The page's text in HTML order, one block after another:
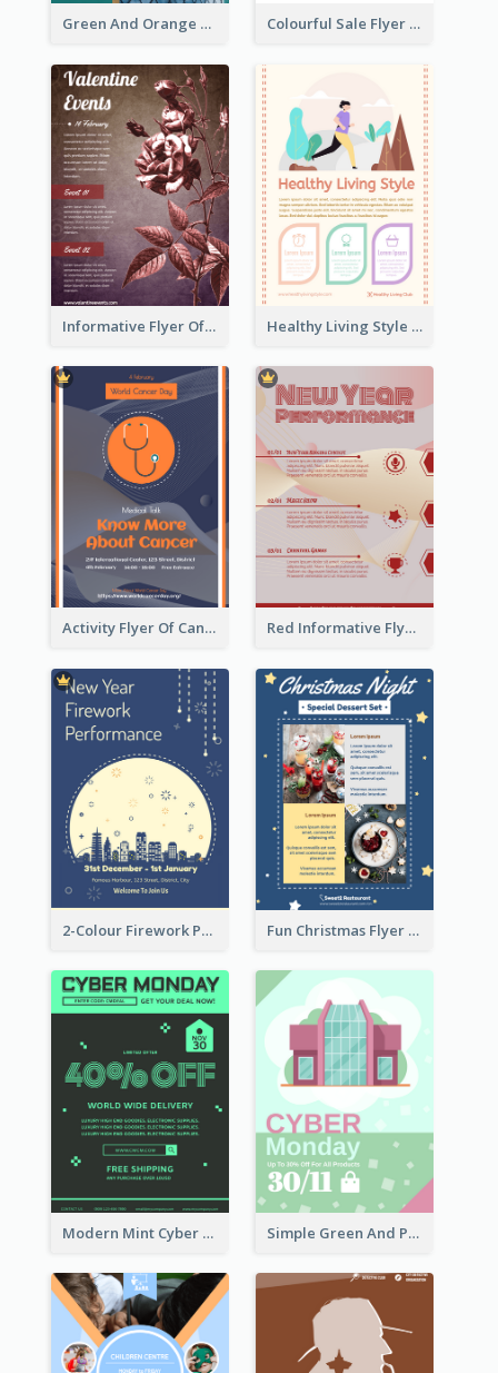
Green And Orange Flyer Of Opening Ceremony Colourful Sale Flyer Of Valentine Day With Photo
Informative Flyer Of Valentine Activities In Dark Colour Tone Healthy Living Style Flyer In Warm Colour Tone
Activity Flyer Of Cancer Talk In Dark Colour Tone Red Informative Flyers With Simple Graphics
2-Colour Firework Performance With City Background Fun Christmas Flyer Showing Dessert Set
Modern Mint Cyber Monday Discount Flyer Design Template Simple Green And Purple Cyber Monday Flyer